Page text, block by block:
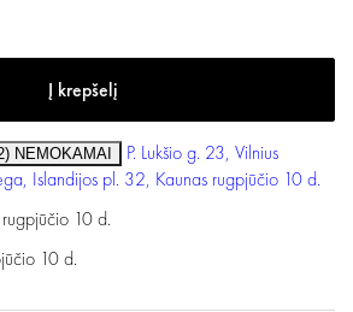
NEMOKAMAI
P. Lukšio g. 23, Vilnius
Islandijos pl. 32, Kaunas rugpjūčio 10 d.
rugpjūčio 10 d.
10 d.